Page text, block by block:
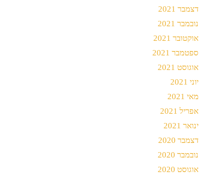
דצמבר 2021
נובמבר 2021
אוקטובר 2021
ספטמבר 2021
אוגוסט 2021
יוני 2021
מאי 2021
אפריל 2021
ינואר 2021
דצמבר 2020
נובמבר 2020
אוגוסט 2020